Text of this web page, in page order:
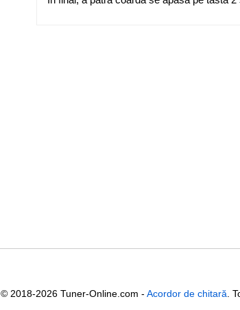
© 2018-2026 Tuner-Online.com - Acordor de chitară .